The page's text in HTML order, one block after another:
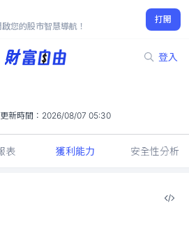
您的股市智慧導航！
打開
登入
-0.33%
新時間： 2026/08/07 05:30
表 獲利能力 安全性分析